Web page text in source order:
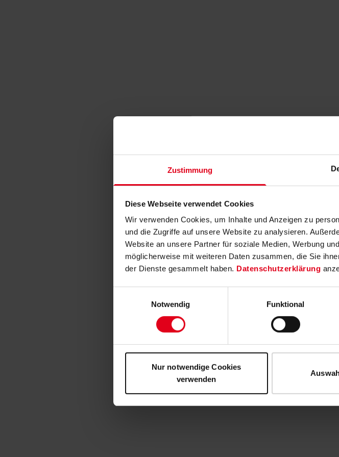
Zustimmung
Diese Webseite verwendet Cookies
Wir verwenden Cookies, um Inhalte und Anzeigen zu
und die Zugriffe auf unsere Website zu analysieren.
Website an unsere Partner für soziale Medien, Werbung
möglicherweise mit weiteren Daten zusammen, die Sie
der Dienste gesammelt haben. Datenschutzerklärung
Notwendig
Funktional
Nur notwendige Cookies
verwenden